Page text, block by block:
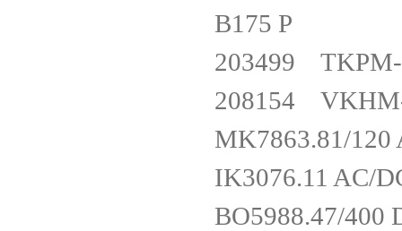
B175 P
203499
208154
MK7863.81/
IK3076.11
BO5988.47/